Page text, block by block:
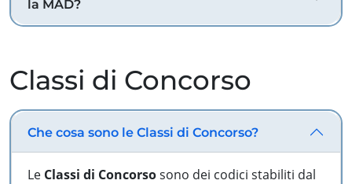
la MAD?
Classi di Concorso
Che cosa sono le Classi di Concorso?
Le Classi di Concorsosono dei codici stabiliti dal